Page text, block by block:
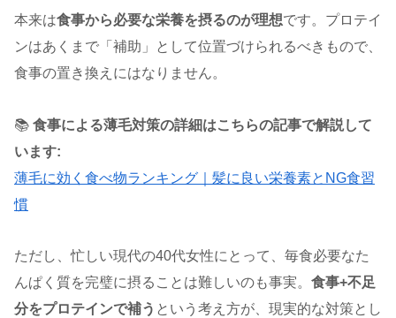
本来は食事から必要な栄養を摂るのが理想です。プロテイ
ンはあくまで「補助」として位置づけられるべきもので、
食事の置き換えにはなりません。
📚 食事による薄毛対策の詳細はこちらの記事で解説して
います:
薄毛に効く食べ物ランキング｜髪に良い栄養素とNG食習
慣
ただし、忙しい現代の40代女性にとって、毎食必要なた
んぱく質を完璧に摂ることは難しいのも事実。 食事+不足
分をプロテインで補う という考え方が、現実的な対策とし